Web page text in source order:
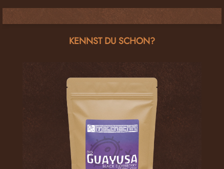
Produktgalerie überspringenKENNST DU SCHON?